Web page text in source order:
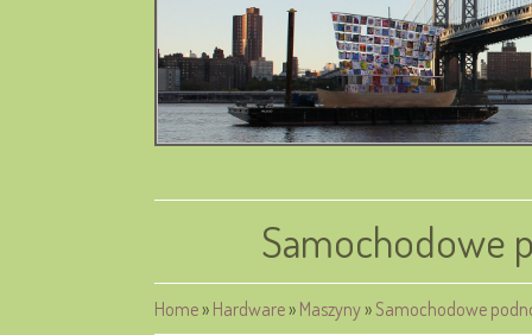
Samochodowe
Home» Hardware» Maszyny»Samochodowe